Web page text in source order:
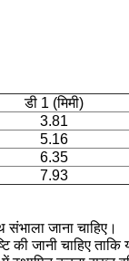
डी 1 (मिमी)
3.81
5.16
6.35
7.93
जाना चाहिए।
की जानी चाहिए